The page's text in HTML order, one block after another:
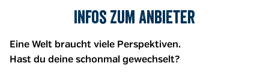
Infos zum Anbieter
Eine Welt braucht viele Perspektiven.
Hast du deine schonmal gewechselt?